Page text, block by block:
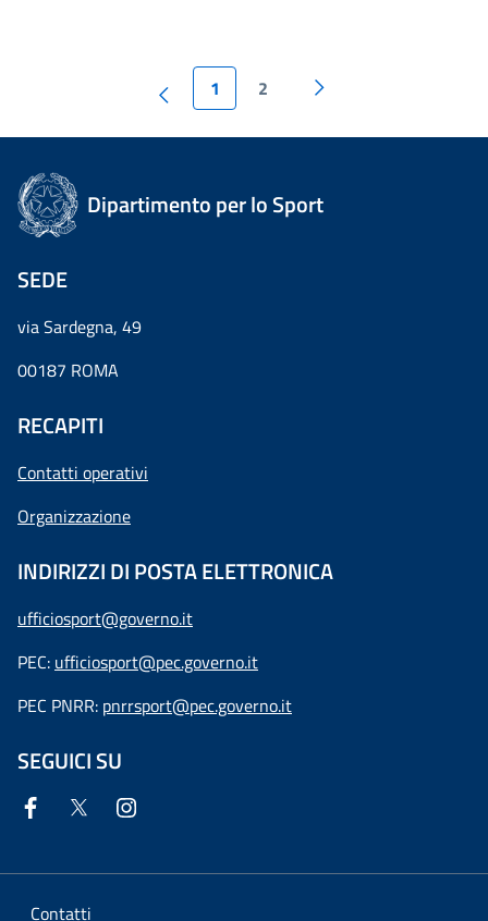
1 2
Dipartimento per lo Sport
SEDE
via Sardegna, 49
00187 ROMA
RECAPITI
Contatti operativi
Organizzazione
INDIRIZZI DI POSTA ELETTRONICA
ufficiosport@governo.it
PEC: ufficiosport@pec.governo.it
PEC PNRR: pnrrsport@pec.governo.it
SEGUICI SU
Contatti